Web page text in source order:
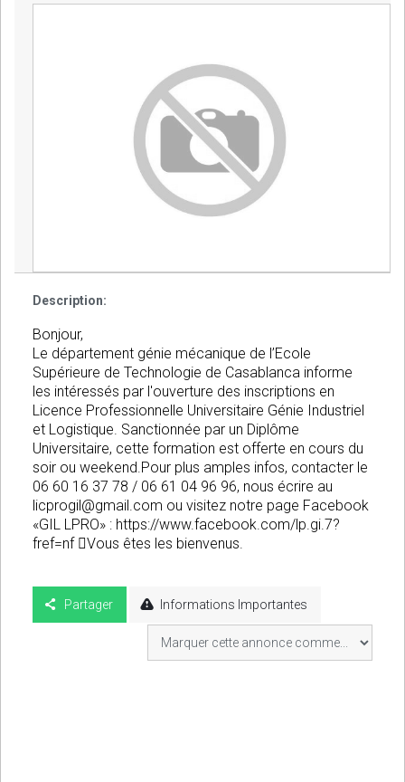
Description:
Bonjour,
Le département génie mécanique de l’Ecole
Supérieure de Technologie de Casablanca informe
les intéressés par l'ouverture des inscriptions en
Licence Professionnelle Universitaire Génie Industriel
et Logistique. Sanctionnée par un Diplôme
Universitaire, cette formation est offerte en cours du
soir ou weekend.Pour plus amples infos, contacter le
06 60 16 37 78 / 06 61 04 96 96, nous écrire au
licprogil@gmail.com ou visitez notre page Facebook
«GIL LPRO» : https://www.facebook.com/lp.gi.7?
fref=nf Vous êtes les bienvenus.
Partager Informations Importantes